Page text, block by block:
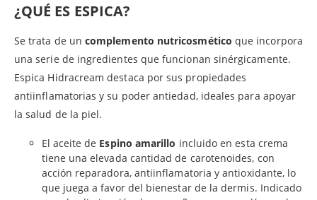
¿QUÉ ES ESPICA?
Se trata de uncomplemento nutricosmético que incorpora
una serie de ingredientes que funcionan sinérgicamente.
Espica Hidracream destaca por sus propiedades
antiinflamatorias y su poder antiedad, ideales para apoyar
la salud de la piel.
El aceite de Espino amarillo incluido en esta crema
tiene una elevada cantidad de carotenoides, con
acción reparadora, antiinflamatoria y antioxidante, lo
que juega a favor del bienestar de la dermis. Indicado